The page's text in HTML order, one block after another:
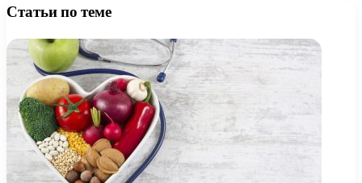
Статьи по теме